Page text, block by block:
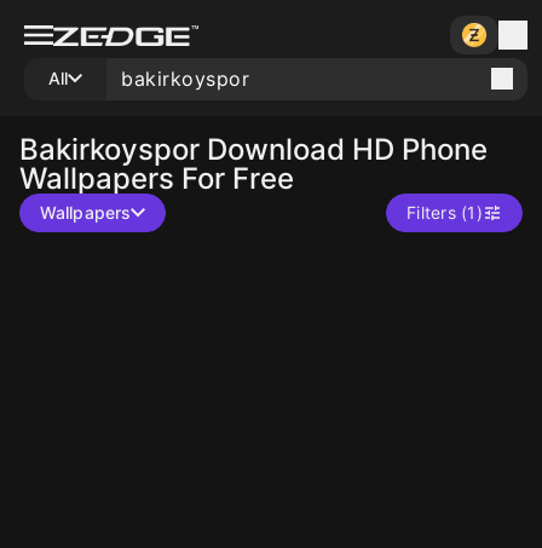
All
Bakirkoyspor Download HD Phone
Wallpapers For Free
Wallpapers Filters (1)